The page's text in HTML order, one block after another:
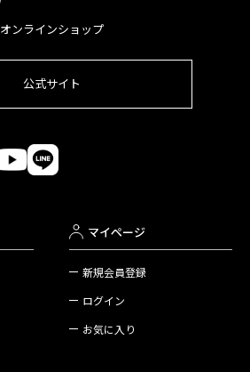
オンラインショップ
公式サイト
マイページ
新規会員登録
ログイン
お気に入り